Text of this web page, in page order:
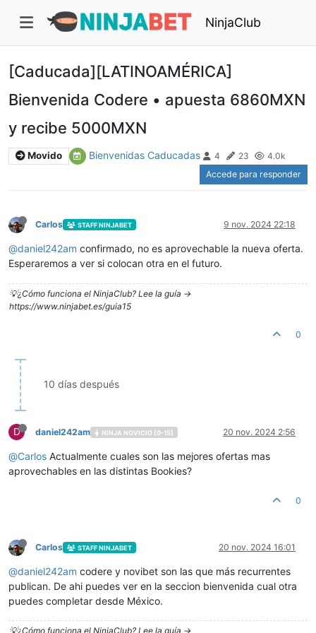
NinjaClub
[Caducada][LATINOAMÉRICA]
Bienvenida Codere • apuesta 6860MXN
y recibe 5000MXN
Movido Bienvenidas Caducadas 4 23
4.0k
Accede para responder
Carlos STAFF NINJABET 9 nov. 2024 22:18
@daniel242am confirmado, no es aprovechable la nueva oferta.
Esperaremos a ver si colocan otra en el futuro.
💡¿Cómo funciona el NinjaClub? Lee la guía ->
https://www.ninjabet.es/guia15
0
10 días después
D daniel242am NINJA NOVICIO [0-15] 20 nov. 2024 2:56
@Carlos Actualmente cuales son las mejores ofertas mas
aprovechables en las distintas Bookies?
0
Carlos STAFF NINJABET 20 nov. 2024 16:01
@daniel242am codere y novibet son las que más recurrentes
publican. De ahi puedes ver en la seccion bienvenida cual otra
puedes completar desde México.
💡¿Cómo funciona el NinjaClub? Lee la guía ->